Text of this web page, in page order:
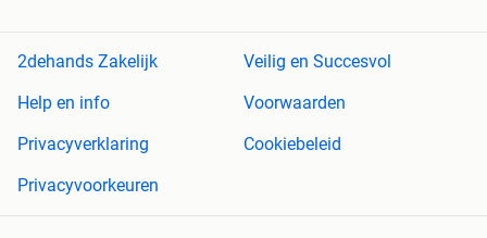
2dehands Zakelijk
Veilig en Succesvol
Help en info
Voorwaarden
Privacyverklaring
Cookiebeleid
Privacyvoorkeuren